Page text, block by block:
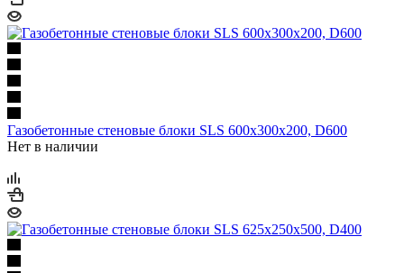
Газобетонные стеновые блоки SLS 600х300х200, D600
Нет в наличии